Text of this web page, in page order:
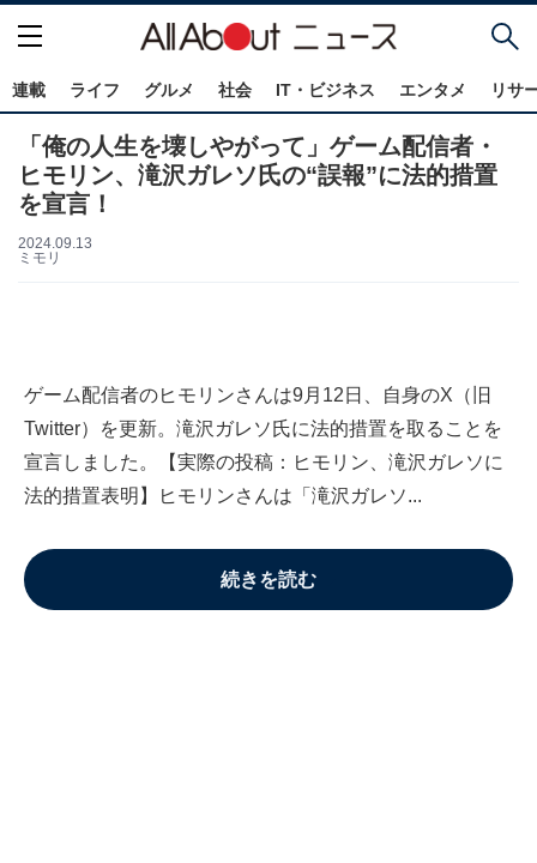
連載 ライフ グルメ 社会 IT・ビジネス エンタメ リサ
「俺の人生を壊しやがって」ゲーム配信者・
ヒモリン、滝沢ガレソ氏の“誤報”に法的措置
を宣言！
2024.09.13
ミモリ
ゲーム配信者のヒモリンさんは9月12日、自身のX（旧
Twitter）を更新。滝沢ガレソ氏に法的措置を取ることを
宣言しました。【実際の投稿：ヒモリン、滝沢ガレソに
法的措置表明】ヒモリンさんは「滝沢ガレソ...
続きを読む